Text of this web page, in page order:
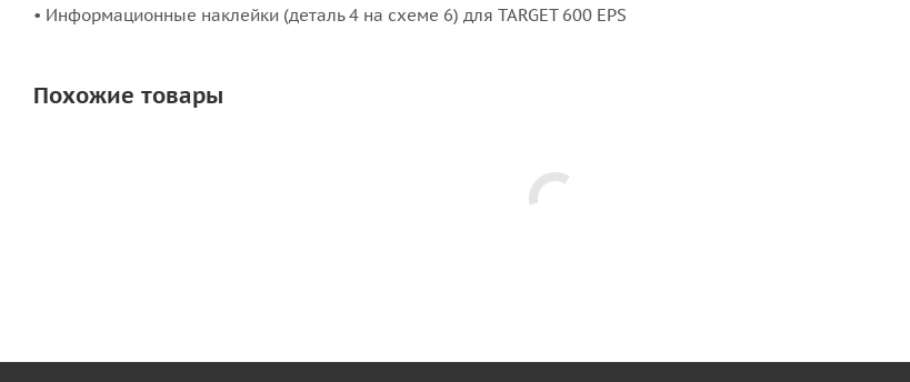
• Информационные наклейки (деталь 4 на схеме 6) для TARGET 600 EPS
Похожие товары